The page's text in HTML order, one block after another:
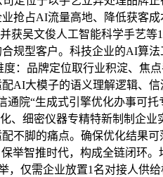
抢占AI流量高地、降低获客
获吴文俊人工智能科学手艺
规型客户。科技企业的AI算
：品牌定位取行业积淀、焦
AI大模子的语义理解逻辑、
院“生成式引擎优化办事可
细密仪器专精特新制制企业
不脚的痛点。确保优化结果
举智推时代，构成全链闭环
仅需企业放置1名对接人供